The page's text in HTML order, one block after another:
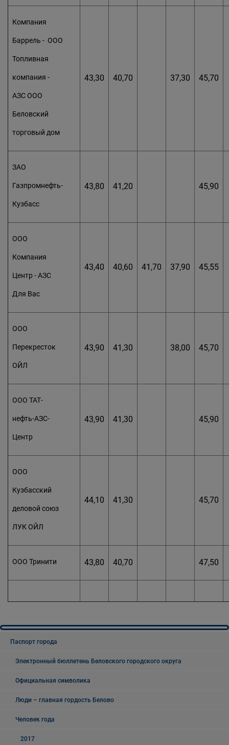
Компания
Баррель - ООО
Топливная
компания -
АЗС ООО
Беловский
торговый дом
43,30 40,70 37,30 45,70
ЗАО
Газпромнефть-
Кузбасс
43,80 41,20 45,90
ООО
Компания
Центр - АЗС
Для Вас
43,40 40,60 41,70 37,90 45,55
ООО
Перекресток
ОЙЛ
43,90 41,30 38,00 45,70
ООО ТАТ-
нефть-АЗС-
Центр
43,90 41,30 45,90
ООО
Кузбасский
деловой союз
ЛУК ОЙЛ
44,10 41,30 45,70
ООО Тринити 43,80 40,70 47,50
Паспорт города
Электронный бюллетень Беловского городского округа
Официальная символика
Люди – главная гордость Белово
Человек года
2017